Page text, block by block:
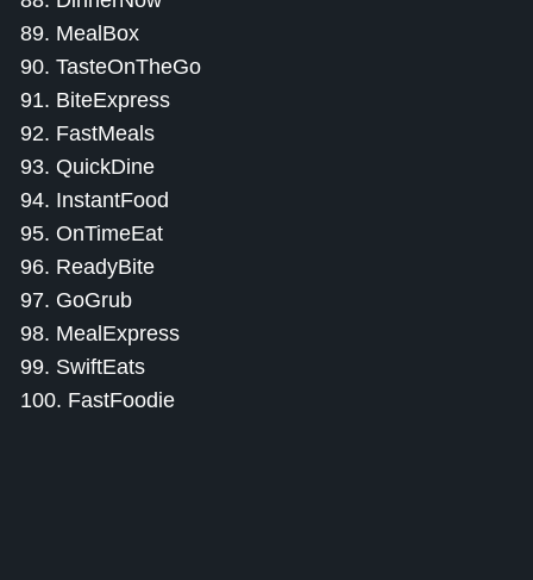
89. MealBox
90. TasteOnTheGo
91. BiteExpress
92. FastMeals
93. QuickDine
94. InstantFood
95. OnTimeEat
96. ReadyBite
97. GoGrub
98. MealExpress
99. SwiftEats
100. FastFoodie